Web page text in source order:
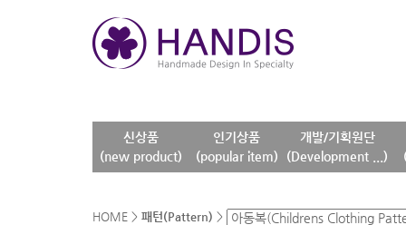
신상품
(new product)
인기상품
(popular item)
개발/기획원단
(Development ...)
HOME > 패턴(Pattern) >